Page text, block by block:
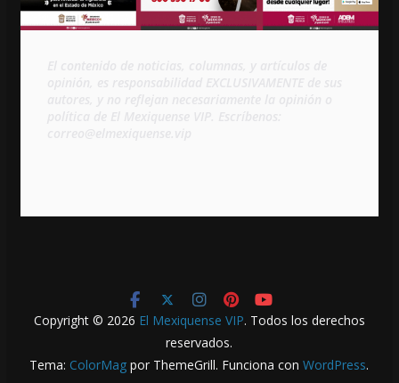
Copyright © 2026 El Mexiquense VIP. Todos los derechos
reservados.
Tema: ColorMag por ThemeGrill. Funciona conWordPress.